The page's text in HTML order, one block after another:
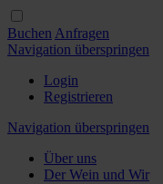
Buchen Anfragen
Navigation überspringen
Login
Registrieren
Navigation überspringen
Über uns
Der Wein und Wir